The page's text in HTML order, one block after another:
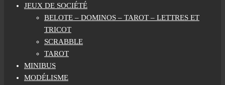
JEUX DE SOCIÉTÉ
BELOTE – DOMINOS – TAROT – LETTRES ET
TRICOT
SCRABBLE
TAROT
MINIBUS
MODÉLISME